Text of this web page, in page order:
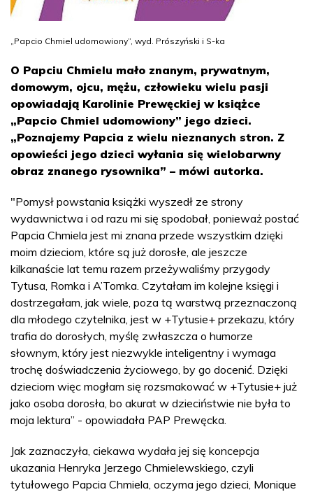
„Papcio Chmiel udomowiony”, wyd. Prószyński i S-ka
O Papciu Chmielu mało znanym, prywatnym,
domowym, ojcu, mężu, człowieku wielu pasji
opowiadają Karolinie Prewęckiej w książce
„Papcio Chmiel udomowiony” jego dzieci.
„Poznajemy Papcia z wielu nieznanych stron. Z
opowieści jego dzieci wyłania się wielobarwny
obraz znanego rysownika” – mówi autorka.
"Pomysł powstania książki wyszedł ze strony
wydawnictwa i od razu mi się spodobał, ponieważ postać
Papcia Chmiela jest mi znana przede wszystkim dzięki
moim dzieciom, które są już dorosłe, ale jeszcze
kilkanaście lat temu razem przeżywaliśmy przygody
Tytusa, Romka i A’Tomka. Czytałam im kolejne księgi i
dostrzegałam, jak wiele, poza tą warstwą przeznaczoną
dla młodego czytelnika, jest w +Tytusie+ przekazu, który
trafia do dorosłych, myślę zwłaszcza o humorze
słownym, który jest niezwykle inteligentny i wymaga
trochę doświadczenia życiowego, by go docenić. Dzięki
dzieciom więc mogłam się rozsmakować w +Tytusie+ już
jako osoba dorosła, bo akurat w dzieciństwie nie była to
moja lektura” - opowiadała PAP Prewęcka.
Jak zaznaczyła, ciekawa wydała jej się koncepcja
ukazania Henryka Jerzego Chmielewskiego, czyli
tytułowego Papcia Chmiela, oczyma jego dzieci, Monique